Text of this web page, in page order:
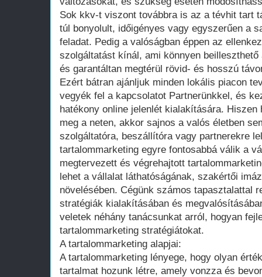
Sok kkv-t viszont továbbra is az a tévhit tart
túl bonyolult, időigényes vagy egyszerűen a
feladat. Pedig a valóságban éppen az
szolgáltatást kínál, ami könnyen
és garantáltan megtérül rövid- és hosszú
Ezért bátran ajánljuk minden lokális piacon
vegyék fel a kapcsolatot Partnerünkkel, és
hatékony online jelenlét kialakítására.
meg a neten, akkor sajnos a valós életben
szolgáltatóra, beszállítóra vagy partnerekre
tartalommarketing egyre fontosabbá válik a
megtervezett és végrehajtott
lehet a vállalat láthatóságának, szakértői
növelésében. Cégünk számos tapasztalattal
stratégiák kialakításában és
veletek néhány tanácsunkat arról, hogyan
tartalommarketing stratégiátokat.
A tartalommarketing alapjai:
A tartalommarketing lényege, hogy olyan
tartalmat hozunk létre, amely vonzza és